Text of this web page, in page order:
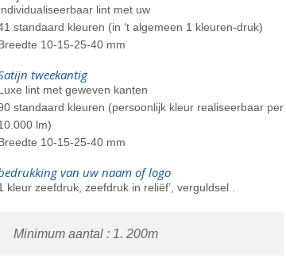
lint met uw
standaard kleuren (in ‘t algemeen 1 kleuren-druk)
10-15-25-40 mm
tweekantig
lint met geweven kanten
standaard kleuren (persoonlijk kleur realiseerbaar per
lm)
10-15-25-40 mm
van uw naam of logo
kleur zeefdruk, zeefdruk in reliëf’, verguldsel .
Minimum aantal : 1. 200m